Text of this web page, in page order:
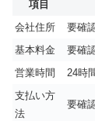
項目
会社住所
要確
基本料金
要確
営業時間
24時
支払い方
法
要確